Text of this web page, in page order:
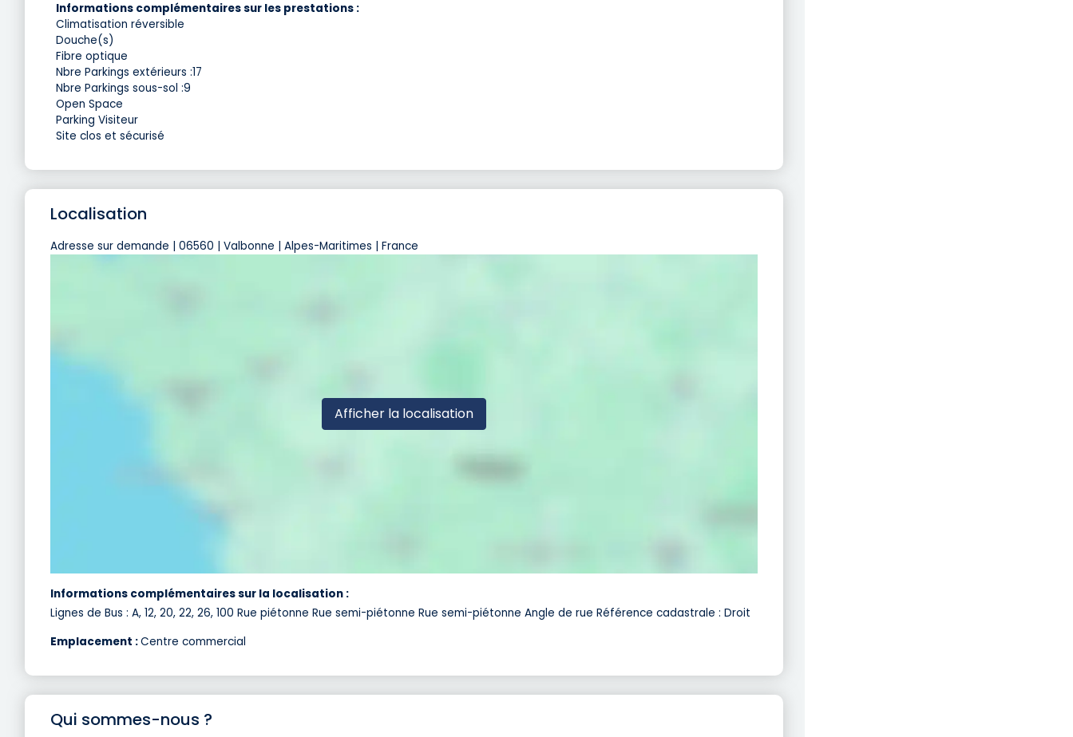
Informations complémentaires sur les prestations :
Climatisation réversible
Douche(s)
Fibre optique
Nbre Parkings extérieurs :17
Nbre Parkings sous-sol :9
Open Space
Parking Visiteur
Site clos et sécurisé
Localisation
Adresse sur demande | 06560 | Valbonne | Alpes-Maritimes | France
Afficher la localisation
Informations complémentaires sur la localisation :
Lignes de Bus : A, 12, 20, 22, 26, 100 Rue piétonne Rue semi-piétonne Rue semi-piétonne Angle de rue Référence cadastrale : Droit
Emplacement :Centre commercial
Qui sommes-nous ?